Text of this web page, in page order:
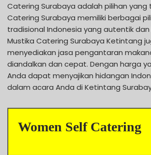
Catering Surabaya adalah pilihan yang
Catering Surabaya memiliki berbagai
tradisional Indonesia yang autentik dan
Mustika Catering Surabaya Ketintang
menyediakan jasa pengantaran
diandalkan dan cepat. Dengan harga
Anda dapat menyajikan hidangan
dalam acara Anda di Ketintang
Women Self Catering